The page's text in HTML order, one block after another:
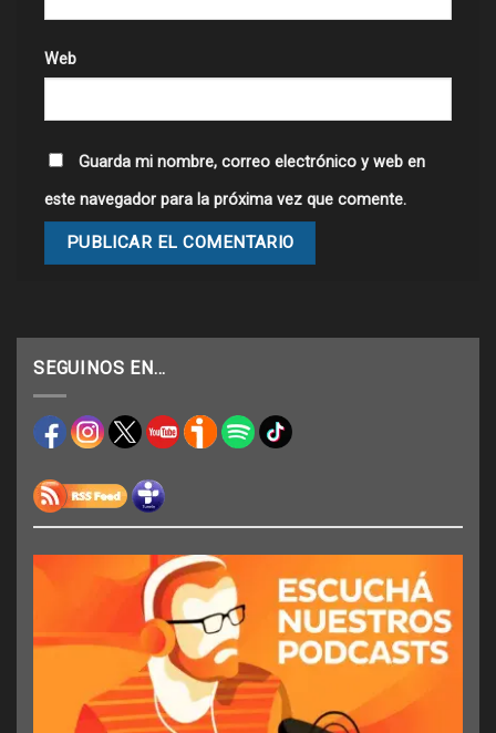
Web
Guarda mi nombre, correo electrónico y web en
este navegador para la próxima vez que comente.
SEGUINOS EN…